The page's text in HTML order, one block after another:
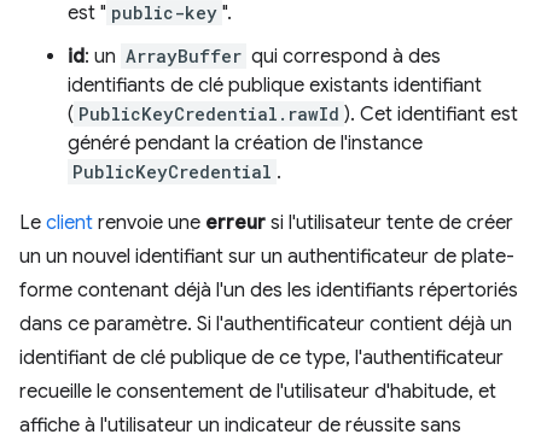
est " public-key ".
id: un ArrayBuffer qui correspond à des
identifiants de clé publique existants identifiant
( PublicKeyCredential.rawId ). Cet identifiant est
généré pendant la création de l'instance
PublicKeyCredential .
Le client renvoie une erreur si l'utilisateur tente de créer
un un nouvel identifiant sur un authentificateur de plate-
forme contenant déjà l'un des les identifiants répertoriés
dans ce paramètre. Si l'authentificateur contient déjà un
identifiant de clé publique de ce type, l'authentificateur
recueille le consentement de l'utilisateur d'habitude, et
affiche à l'utilisateur un indicateur de réussite sans